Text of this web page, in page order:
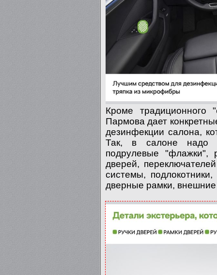
Кроме традиционного
Пармова дает
дезинфекции салона,
Так, в салоне надо
подрулевые "флажки",
дверей,
системы,
дверные рамки, внешние